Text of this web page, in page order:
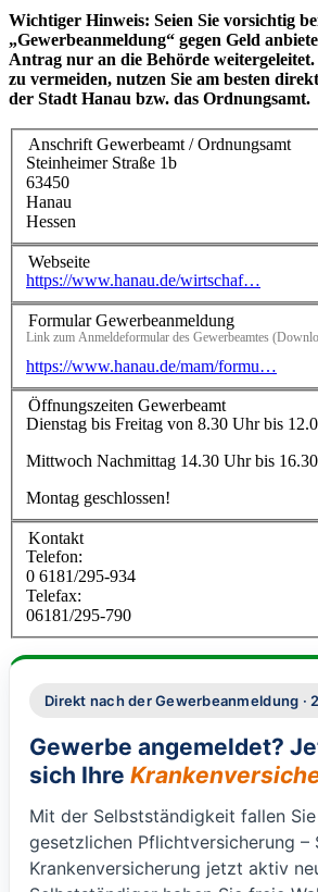
Wichtiger Hinweis: Seien Sie vorsichtig
„Gewerbeanmeldung“ gegen Geld
Antrag nur an die Behörde
zu vermeiden, nutzen Sie am besten
der Stadt Hanau bzw. das Ordnungsamt.
Anschrift Gewerbeamt / Ordnungsamt
Steinheimer Straße 1b
63450
Hanau
Hessen
Webseite
https://www.hanau.de/wirtschaf…
Formular Gewerbeanmeldung
Link zum Anmeldeformular des Gewerbeamtes
https://www.hanau.de/mam/formu…
Öffnungszeiten Gewerbeamt
Dienstag bis Freitag von 8.30 Uhr bis
Mittwoch Nachmittag 14.30 Uhr bis
Montag geschlossen!
Kontakt
Telefon:
0 6181/295-934
Telefax:
06181/295-790
Direkt nach der Gewerbeanmeldung ·
Gewerbe angemeldet?
sich Ihre
Mit der Selbstständigkeit fallen
gesetzlichen Pflichtversicherung –
Krankenversicherung jetzt aktiv